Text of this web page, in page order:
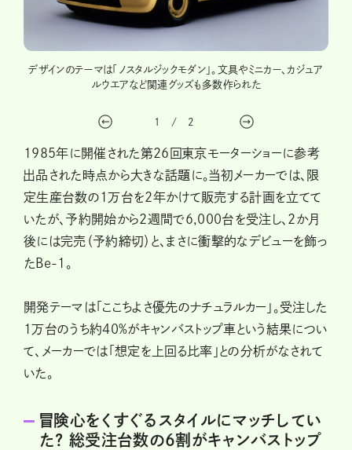
デザインのテーマは「ノスタルジックモダン」。文具やミニカー、カジュア
ルウエアなど関連グッズも多数作られた
1 / 2
1985年に開催された第26回東京モーターショーに参考
出品された時点から大きな話題に。当初メーカーでは、限
定生産台数の1万台を2年かけて販売する計画を立てて
いたが、予約開始から2週間で6,000台を受注し、2か月
後には完売（予約締切）と、まさに衝撃的なデビューを飾っ
たBe-1。
開発テーマは「ここちよさ優先のナチュラルカー」。受注した
1万台のうち約40%がキャンバストップ車という結果につい
て、メーカーでは「想定を上回る比率」との分析がなされて
いた。
冒険心をくすぐるスタイルにマッチしてい
た? 総受注台数の6割がキャンバストップ